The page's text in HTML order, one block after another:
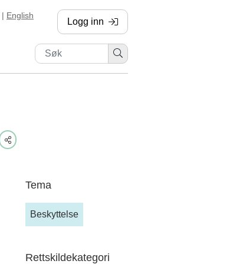
| English
Logg inn
, sendes til annen side
Tema
Beskyttelse
Rettskildekategori